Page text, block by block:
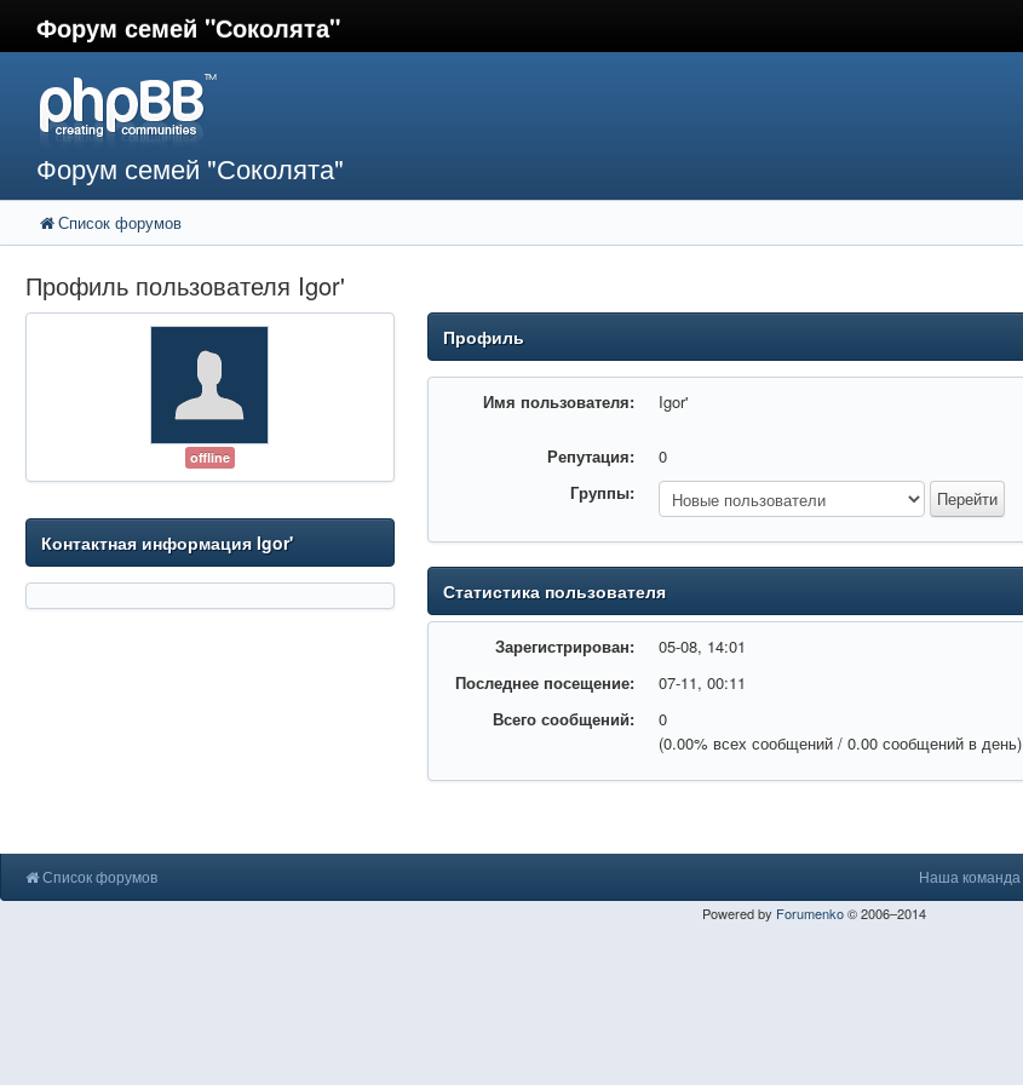
Форум семей "Соколята"
Форум семей "Соколята"
Список форумов
Профиль пользователя Igor'
offline
Контактная информация Igor'
Профиль
Имя пользователя: Igor'
Репутация:
0
Группы:
Статистика пользователя
Зарегистрирован:
05-08, 14:01
Последнее посещение:
07-11, 00:11
Всего сообщений:
0
(0.00% всех сообщений / 0.00 сообщений в день)
Список форумов Наша команда
Powered by Forumenko© 2006–2014